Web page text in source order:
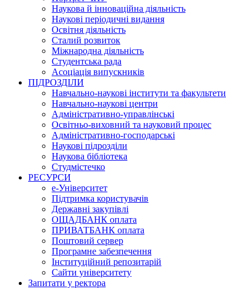
Наукова й інноваційна діяльність
Наукові періодичні видання
Освітня діяльність
Сталий розвиток
Міжнародна діяльність
Студентська рада
Асоціація випускників
ПІДРОЗДІЛИ
Навчально-наукові інститути та факультети
Навчально-наукові центри
Адміністративно-управлінські
Освітньо-виховний та науковий процес
Адміністративно-господарські
Наукові підрозділи
Наукова бібліотека
Студмістечко
РЕСУРСИ
е-Університет
Підтримка користувачів
Державні закупівлі
ОЩАДБАНК оплата
ПРИВАТБАНК оплата
Поштовий сервер
Програмне забезпечення
Інституційний репозитарій
Сайти університету
Запитати у ректора